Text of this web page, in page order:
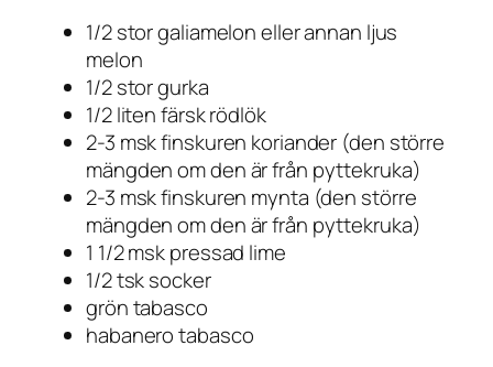
1/2 stor galiamelon eller annan ljus
melon
1/2 stor gurka
1/2 liten färsk rödlök
2-3 msk finskuren koriander (den större
mängden om den är från pyttekruka)
2-3 msk finskuren mynta (den större
mängden om den är från pyttekruka)
1 1/2 msk pressad lime
1/2 tsk socker
grön tabasco
habanero tabasco